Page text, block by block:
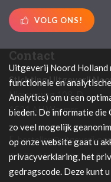
VOLG ONS!
Contact
Stichting Uitgeverij
Nieuweweg 108-D
1531 AH Wormer
E.bestellen@uitgeverij-
T. 075-6536303 / 06-
Uitgeverij Noord Holland
functionele en
Analytics) om u een
bieden. De informatie
zo veel mogelijk
op onze website gaat u
privacyverklaring, het
gedragscode. Deze kunt